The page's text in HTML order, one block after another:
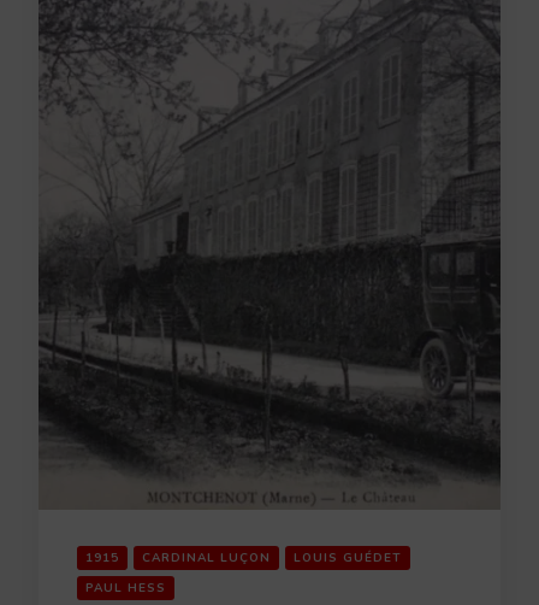
1915 CARDINAL LUÇON
LOUIS GUÉDET
PAUL HESS